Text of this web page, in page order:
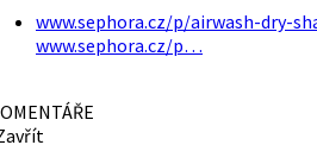
www.sephora.cz/p/airwash-dry-
www.sephora.cz/p…